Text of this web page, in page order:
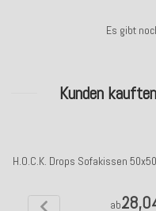
Es gibt
Kunden
H.O.C.K. Drops Sofakissen
ab